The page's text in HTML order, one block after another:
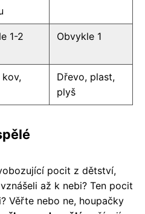
1-2 Obvykle 1
kov,
Dřevo, plast,
plyš
pocit z dětství,
až k nebi? Ten pocit
Věřte nebo ne, houpačky